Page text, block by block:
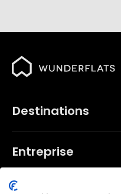
Destinations
Entreprise